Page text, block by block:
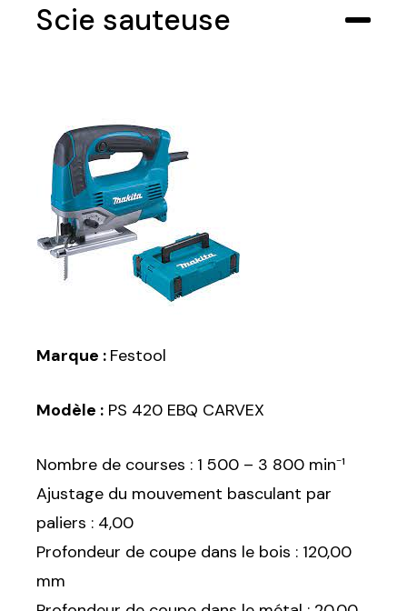
Scie sauteuse
Marque : Festool
Modèle : PS 420 EBQ CARVEX
Nombre de courses : 1 500 – 3 800 min⁻¹
Ajustage du mouvement basculant par
paliers : 4,00
Profondeur de coupe dans le bois : 120,00
mm